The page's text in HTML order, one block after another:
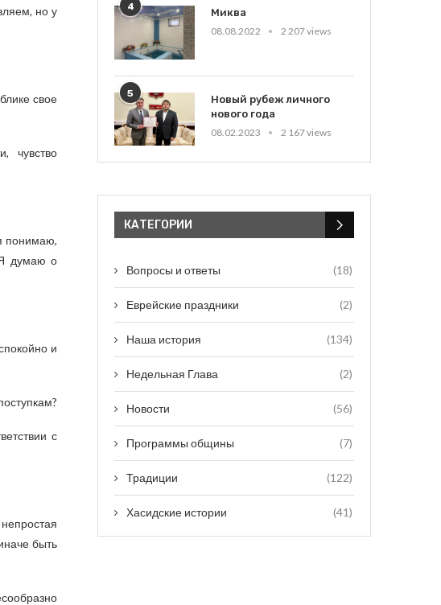
но у
свое
чувство
понимаю,
Я думаю о
и
с
быть
4
Миква
08.08.2022
2 207 views
5
Новый рубеж личного
нового года
08.02.2023
2 167 views
КАТЕГОРИИ
Вопросы и ответы (18)
Еврейские праздники (2)
Наша история (134)
Недельная Глава (2)
Новости (56)
Программы общины (7)
Традиции (122)
Хасидские истории (41)